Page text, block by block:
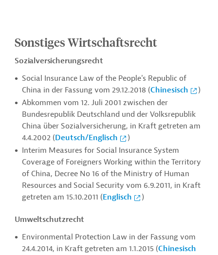
Sonstiges Wirtschaftsrecht
Sozialversicherungsrecht
Social Insurance Law of the People's Republic of
China in der Fassung vom 29.12.2018 (Chinesisch
)
Abkommen vom 12. Juli 2001 zwischen der
Bundesrepublik Deutschland und der Volksrepublik
China über Sozialversicherung, in Kraft getreten am
4.4.2002 (Deutsch/Englisch
)
Interim Measures for Social Insurance System
Coverage of Foreigners Working within the Territory
of China, Decree No 16 of the Ministry of Human
Resources and Social Security vom 6.9.2011, in Kraft
getreten am 15.10.2011 (Englisch )
Umweltschutzrecht
Environmental Protection Law in der Fassung vom
24.4.2014, in Kraft getreten am 1.1.2015 (Chinesisch